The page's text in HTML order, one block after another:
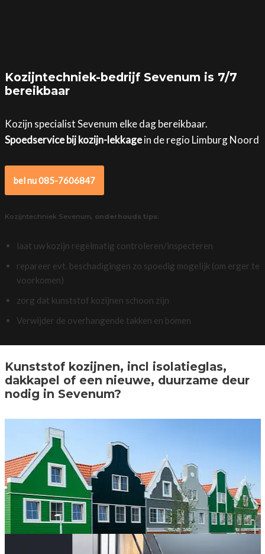
Kozijntechniek-bedrijf Sevenum is 7/7
bereikbaar
Kozijn specialist Sevenum elke dag bereikbaar.
Spoedservice bij kozijn-lekkagein de regio Limburg Noord
bel nu 085-7606847
Kozijntechniek Sevenum, onderhouds tips:
laat uw kozijn regelmatig controleren/inspecteren
repareer evt. beschadigingen zo spoedig mogelijk (om erger te
voorkomen)
zorg dat kunststof kozijnen schoon zijn
Verwijder de overhangende takken en bomen
Kunststof kozijnen, incl isolatieglas,
dakkapel of een nieuwe, duurzame deur
nodig in Sevenum?